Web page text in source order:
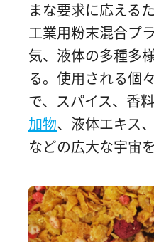
まな要求に応える
工業用粉末混合プ
気、液体の多種多
る。使用される個
で、スパイス、香料
加物、液体エキス
などの広大な宇宙